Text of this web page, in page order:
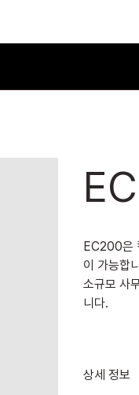
EC200은
이 가능합
소규모 사
니다.
상세 정보